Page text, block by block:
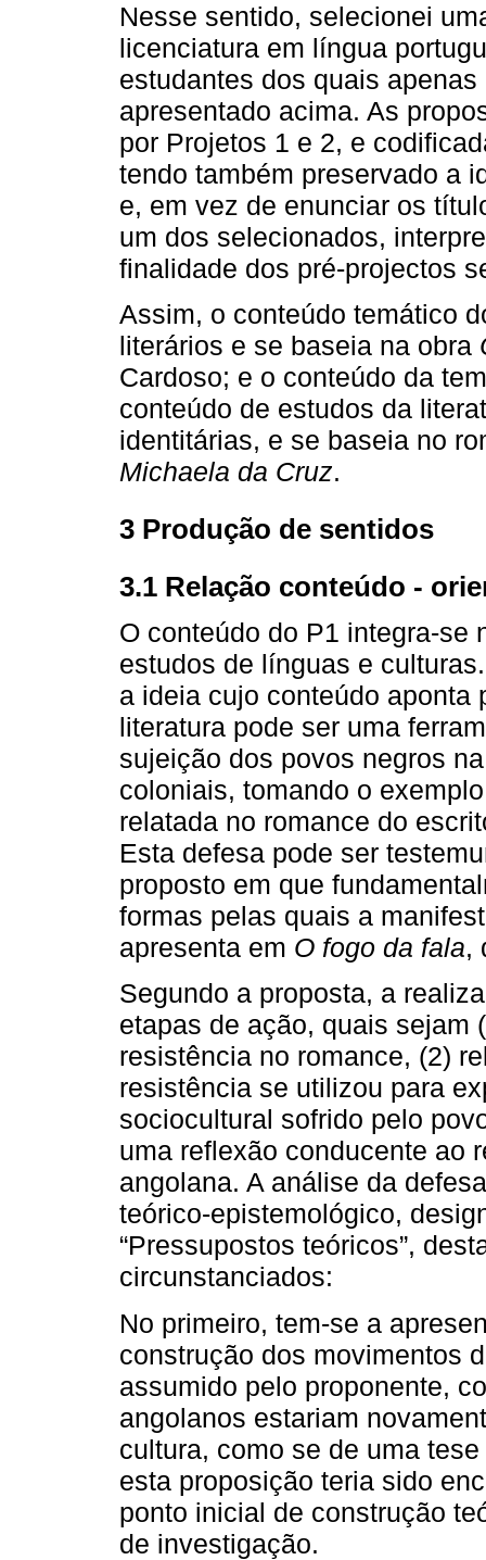
Nesse sentido, selecionei
licenciatura em língua
estudantes dos quais
apresentado acima. As
por Projetos 1 e 2, e
tendo também preservado a
e, em vez de enunciar os
um dos selecionados,
finalidade dos pré-projectos
Assim, o conteúdo temático
literários e se baseia na obra
Cardoso; e o conteúdo da
conteúdo de estudos da
identitárias, e se baseia no
Michaela da Cruz.
3 Produção de sentidos
3.1 Relação conteúdo -
O conteúdo do P1 integra-se
estudos de línguas e
a ideia cujo conteúdo aponta
literatura pode ser uma
sujeição dos povos negros
coloniais, tomando o
relatada no romance do
Esta defesa pode ser
proposto em que
formas pelas quais a
apresenta em O fogo da fala,
Segundo a proposta, a
etapas de ação, quais sejam
resistência no romance, (2)
resistência se utilizou para
sociocultural sofrido pelo
uma reflexão conducente ao
angolana. A análise da
teórico-epistemológico,
“Pressupostos teóricos”,
circunstanciados:
No primeiro, tem-se a
construção dos movimentos
assumido pelo proponente,
angolanos estariam
cultura, como se de uma
esta proposição teria sido
ponto inicial de construção
de investigação.